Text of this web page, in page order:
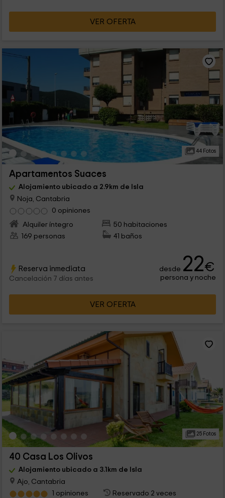
VER OFERTA
44 Fotos
Apartamentos Suaces
Alojamiento ubicado a 2.9km de Isla
Noja, Cantabria
0 opiniones
Alquiler íntegro
50 habitaciones
169 personas
41 baños
Reserva inmediata
Cancelación 7 días antes
desde 22€
persona y noche
VER OFERTA
25 Fotos
40 Casa Los Olivos
Alojamiento ubicado a 3.1km de Isla
Ajo, Cantabria
1 opiniones
Reservado 2 veces